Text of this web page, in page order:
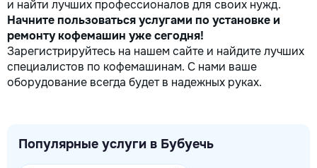
и найти лучших профессионалов для своих нужд.
Начните пользоваться услугами по установке и
ремонту кофемашин уже сегодня!
Зарегистрируйтесь на нашем сайте и найдите лучших
специалистов по кофемашинам. С нами ваше
оборудование всегда будет в надежных руках.
Популярные услуги в Бубуечь